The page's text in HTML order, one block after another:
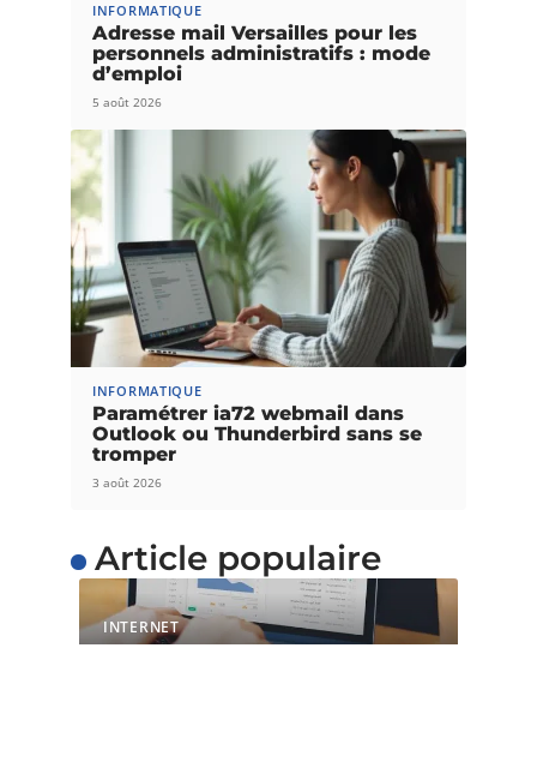
INFORMATIQUE
Adresse mail Versailles pour les
personnels administratifs : mode
d’emploi
5 août 2026
INFORMATIQUE
Paramétrer ia72 webmail dans
Outlook ou Thunderbird sans se
tromper
3 août 2026
Article populaire
INTERNET